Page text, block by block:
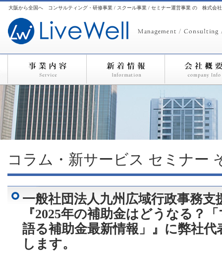
大阪から全国へ コンサルティング・研修事業 / スクール事業 / セミナー運営事業 の 株式会
コラム・新サービス セミナー
一般社団法人九州広域行政事務支
『2025年の補助金はどうなる？
語る補助金最新情報」』に弊社代
します。